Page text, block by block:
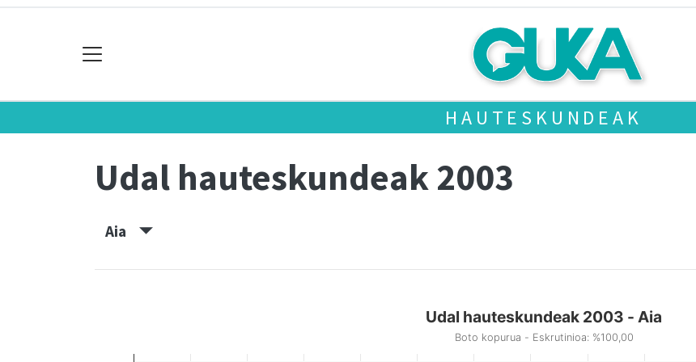
HAUTESKUNDEAK
Udal hauteskundeak 2003
Aia
Udal hauteskundeak 2003 - Aia
Boto kopurua - Eskrutinioa: %100,00